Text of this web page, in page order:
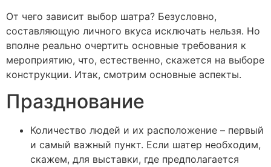
От чего зависит выбор шатра? Безусловно,
составляющую личного вкуса исключать нельзя. Но
вполне реально очертить основные требования к
мероприятию, что, естественно, скажется на выборе
конструкции. Итак, смотрим основные аспекты.
Празднование
Количество людей и их расположение – первый
и самый важный пункт. Если шатер необходим,
скажем, для выставки, где предполагается